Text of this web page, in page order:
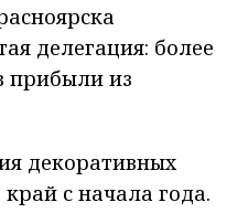
делегация: более
прибыли из
декоративных
с начала года.